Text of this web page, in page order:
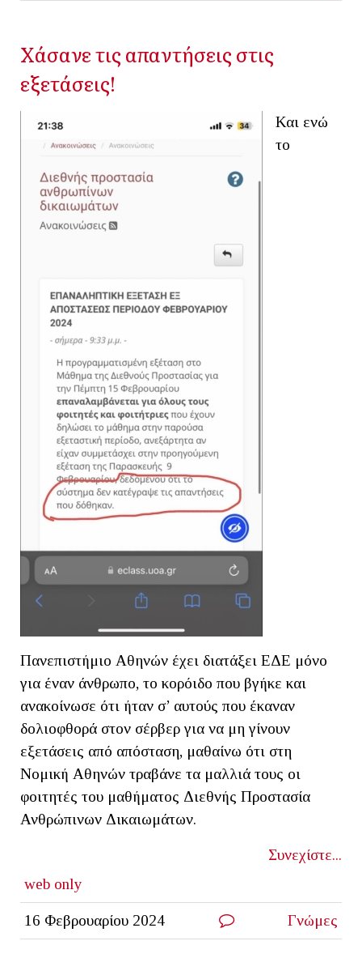
Χάσανε τις απαντήσεις στις
εξετάσεις!
Και ενώ
το
Πανεπιστήμιο Αθηνών έχει διατάξει ΕΔΕ μόνο
για έναν άνθρωπο, το κορόιδο που βγήκε και
ανακοίνωσε ότι ήταν σ’ αυτούς που έκαναν
δολιοφθορά στον σέρβερ για να μη γίνουν
εξετάσεις από απόσταση, μαθαίνω ότι στη
Νομική Αθηνών τραβάνε τα μαλλιά τους οι
φοιτητές του μαθήματος Διεθνής Προστασία
Ανθρώπινων Δικαιωμάτων.
Συνεχίστε...
web only
16 Φεβρουαρίου 2024 Γνώμες